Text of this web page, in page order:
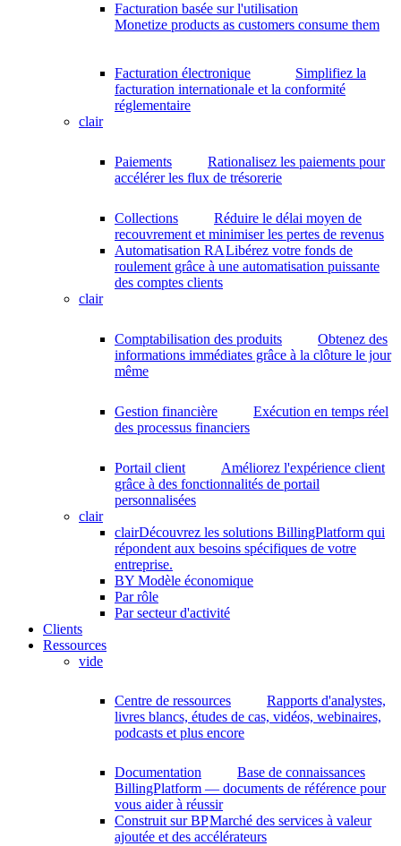
Facturation basée sur l'utilisation
Monetize products as customers consume them
Facturation électronique
Simplifiez la
facturation internationale et la conformité
réglementaire
clair
Paiements
Rationalisez les paiements pour
accélérer les flux de trésorerie
Collections
Réduire le délai moyen de
recouvrement et minimiser les pertes de revenus
Automatisation RALibérez votre fonds de
roulement grâce à une automatisation puissante
des comptes clients
clair
Comptabilisation des produits
Obtenez des
informations immédiates grâce à la clôture le jour
même
Gestion financière
Exécution en temps réel
des processus financiers
Portail client
Améliorez l'expérience client
grâce à des fonctionnalités de portail
personnalisées
clair
clairDécouvrez les solutions BillingPlatform qui
répondent aux besoins spécifiques de votre
entreprise.
BY Modèle économique
Par rôle
Par secteur d'activité
Clients
Ressources
vide
Centre de ressources
Rapports d'analystes,
livres blancs, études de cas, vidéos, webinaires,
podcasts et plus encore
Documentation
Base de connaissances
BillingPlatform — documents de référence pour
vous aider à réussir
Construit sur BPMarché des services à valeur
ajoutée et des accélérateurs